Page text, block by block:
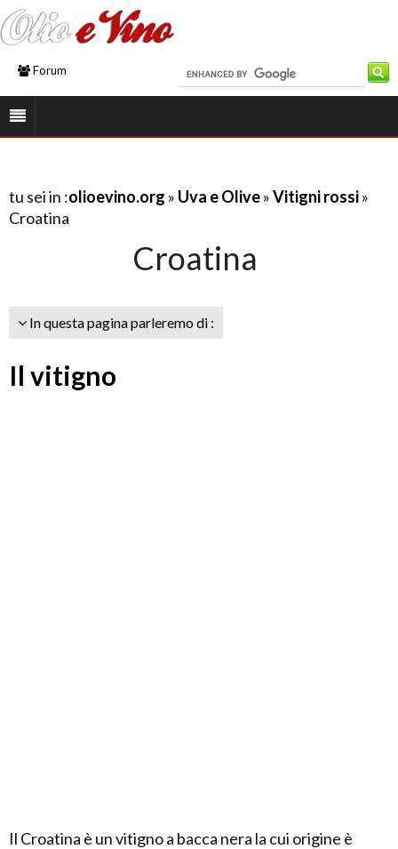
Forum
tu sei in :olioevino.org » Uva e Olive»Vitigni rossi»
Croatina
Croatina
In questa pagina parleremo di :
Il vitigno
Il Croatina è un vitigno a bacca nera la cui origine è